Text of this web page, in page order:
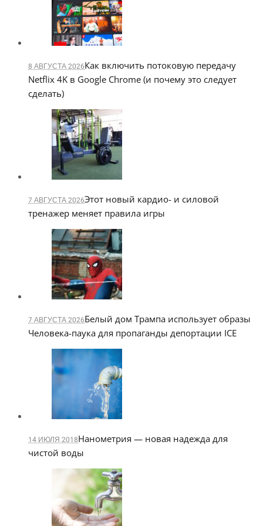
8 АВГУСТА 2026Как включить потоковую передачу
Netflix 4K в Google Chrome (и почему это следует
сделать)
7 АВГУСТА 2026Этот новый кардио- и силовой
тренажер меняет правила игры
7 АВГУСТА 2026Белый дом Трампа использует образы
Человека-паука для пропаганды депортации ICE
14 ИЮЛЯ 2018Нанометрия — новая надежда для
чистой воды